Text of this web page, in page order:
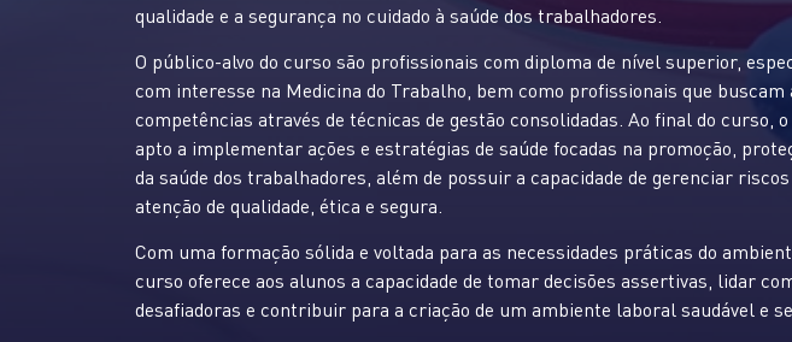
qualidade e a segurança no cuidado à saúde dos trabalhadores.
O público-alvo do curso são profissionais com diploma de nível superior,
com interesse na Medicina do Trabalho, bem como profissionais que
competências através de técnicas de gestão consolidadas. Ao final do curso,
apto a implementar ações e estratégias de saúde focadas na promoção,
da saúde dos trabalhadores, além de possuir a capacidade de gerenciar
atenção de qualidade, ética e segura.
Com uma formação sólida e voltada para as necessidades práticas do
curso oferece aos alunos a capacidade de tomar decisões assertivas, lidar
desafiadoras e contribuir para a criação de um ambiente laboral saudável e